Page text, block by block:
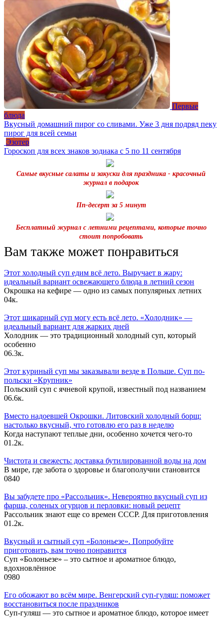
Первые
блюда
Вкусный домашний пирог со сливами. Уже 3 дня подряд пеку
пирог для всей семьи
Эзотер
Гороскоп для всех знаков зодиака с 5 по 11 сентября
Самые вкусные салаты и закуски для праздника - красочный
журнал в подарок
Пп-десерт за 5 минут
Бесплатный журнал с летними рецептами, которые точно
стоит попробовать
Вам также может понравиться
Этот холодный суп едим всё лето. Выручает в жару:
идеальный вариант освежающего блюда в летний сезон
Окрошка на кефире — одно из самых популярных летних
04к.
Этот шикарный суп могу есть всё лето. «Холодник» —
идеальный вариант для жарких дней
Холодник — это традиционный холодный суп, который
особенно
06.3к.
Этот куриный суп мы заказывали везде в Польше. Суп по-
польски «Крупник»
Польский суп с ячневой крупой, известный под названием
06.6к.
Вместо надоевшей Окрошки. Литовский холодный борщ:
настолько вкусный, что готовлю его раз в неделю
Когда наступают теплые дни, особенно хочется чего-то
01.2к.
Чистота и свежесть: доставка бутилированной воды на дом
В мире, где забота о здоровье и благополучии становится
0840
Вы забудете про «Рассольник». Невероятно вкусный суп из
фарша, соленых огурцов и перловки: новый рецепт
Рассольник знают еще со времен СССР. Для приготовления
01.2к.
Вкусный и сытный cуп «Болоньезе». Попробуйте
приготовить, вам точно понравится
Суп «Болоньезе» – это сытное и ароматное блюдо,
вдохновлённое
0980
Его обожают во всём мире. Венгерский суп-гуляш: поможет
восстановиться после праздников
Суп-гуляш — это сытное и ароматное блюдо, которое имеет